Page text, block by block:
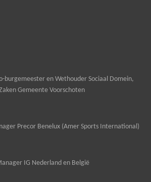
burgemeester en Wethouder Sociaal Domein,
Gemeente Voorschoten
Precor Benelux (Amer Sports International)
IG Nederland en België